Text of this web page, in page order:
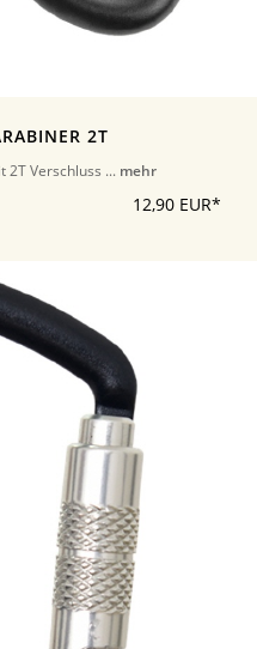
2T
Verschluss ... mehr
12,90 EUR*